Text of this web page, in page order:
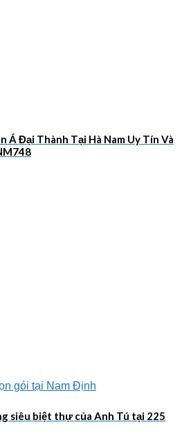
Á Đại Thành Tại Hà Nam Uy Tín Và
siêu biệt thự của Anh Tú tại 225